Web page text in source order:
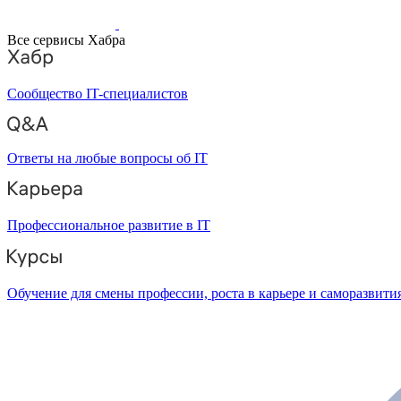
Все сервисы Хабра
Сообщество IT-специалистов
Ответы на любые вопросы об IT
Профессиональное развитие в IT
Обучение для смены профессии, роста в карьере и